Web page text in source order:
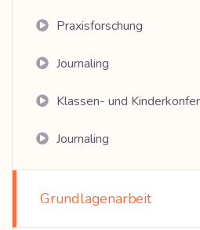
Praxisforschung
Journaling
Klassen- und
Journaling
Grundlagenarbeit